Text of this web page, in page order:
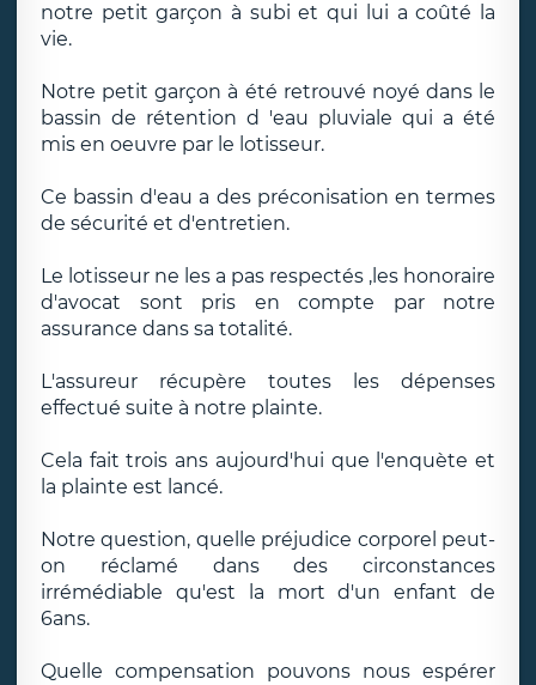
notre petit garçon à subi et qui lui a coûté la
vie.
Notre petit garçon à été retrouvé noyé dans le
bassin de rétention d 'eau pluviale qui a été
mis en oeuvre par le lotisseur.
Ce bassin d'eau a des préconisation en termes
de sécurité et d'entretien.
Le lotisseur ne les a pas respectés ,les honoraire
d'avocat sont pris en compte par notre
assurance dans sa totalité.
L'assureur récupère toutes les dépenses
effectué suite à notre plainte.
Cela fait trois ans aujourd'hui que l'enquète et
la plainte est lancé.
Notre question, quelle préjudice corporel peut-
on réclamé dans des circonstances
irrémédiable qu'est la mort d'un enfant de
6ans.
Quelle compensation pouvons nous espérer